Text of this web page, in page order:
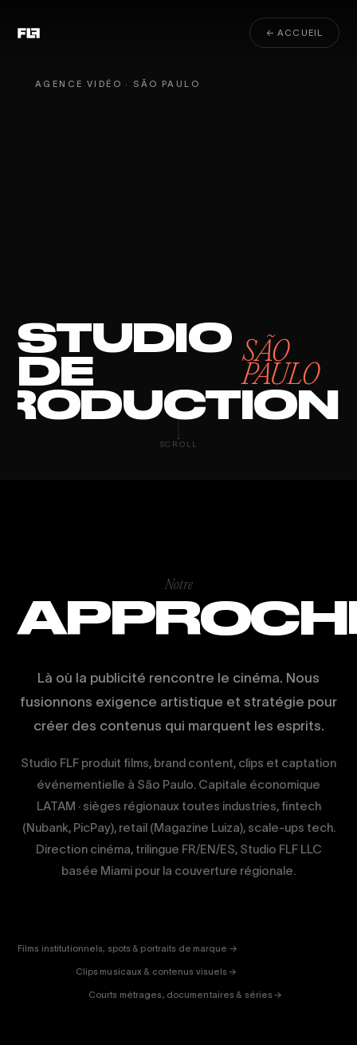
← ACCUEIL
AGENCE VIDÉO · SÃO PAULO
STUDIO
DE SÃO
PAULO
SCROLL
Notre
Là où la publicité rencontre le cinéma. Nous
fusionnons exigence artistique et stratégie pour
créer des contenus qui marquent les esprits.
Studio FLF produit films, brand content, clips et captation
événementielle à São Paulo. Capitale économique
LATAM · sièges régionaux toutes industries, fintech
(Nubank, PicPay), retail (Magazine Luiza), scale-ups tech.
Direction cinéma, trilingue FR/EN/ES, Studio FLF LLC
basée Miami pour la couverture régionale.
Films institutionnels, spots & portraits de marque →
Clips musicaux & contenus visuels →
FICTION
& DOC
Courts métrages, documentaires & séries →